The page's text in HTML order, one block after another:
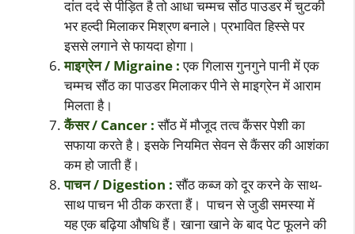
दांत दर्द से पीड़ित है तो आधा चम्मच सोंठ पाउडर में चुटकी
भर हल्दी मिलाकर मिश्रण बनाले। प्रभावित हिस्से पर
इससे लगाने से फायदा होगा।
माइग्रेन / Migraine :एक गिलास गुनगुने पानी में एक
चम्मच सौंठ का पाउडर मिलाकर पीने से माइग्रेन में आराम
मिलता है।
कैंसर / Cancer :सौंठ में मौजूद तत्व कैंसर पेशी का
सफाया करते है। इसके नियमित सेवन से कैंसर की आशंका
कम हो जाती हैं।
पाचन / Digestion :सौंठ कब्ज को दूर करने के साथ-
साथ पाचन भी ठीक करता हैं। पाचन से जुडी समस्या में
यह एक बढ़िया औषधि हैं। खाना खाने के बाद पेट फूलने की